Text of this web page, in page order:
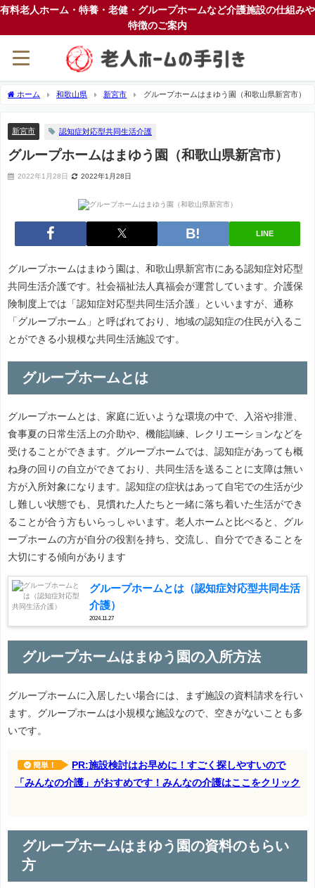
有料老人ホーム・特養・老健・グループホームなど介護施設の仕組みや
特徴のご案内
ホーム 和歌山県 新宮市 グループホームはまゆう園（和歌山県新宮市）
新宮市 認知症対応型共同生活介護
グループホームはまゆう園（和歌山県新宮市）
2022年1月28日 2022年1月28日
LINE
グループホームはまゆう園は、和歌山県新宮市にある認知症対応型
共同生活介護です。社会福祉法人真福会が運営しています。介護保
険制度上では「認知症対応型共同生活介護」といいますが、通称
「グループホーム」と呼ばれており、地域の認知症の住民が入るこ
とができる小規模な共同生活施設です。
グループホームとは
グループホームとは、家庭に近いような環境の中で、入浴や排泄、
食事夏の日常生活上の介助や、機能訓練、レクリエーションなどを
受けることができます。グループホームでは、認知症があっても概
ね身の回りの自立ができており、共同生活を送ることに支障は無い
方が入所対象になります。認知症の症状はあって自宅での生活が少
し難しい状態でも、見慣れた人たちと一緒に落ち着いた生活ができ
ることが合う方もいらっしゃいます。老人ホームと比べると、グル
ープホームの方が自分の役割を持ち、交流し、自分でできることを
大切にする傾向があります
グループホームとは（認知症対応型共同生活
介護）
2024.11.27
グループホームはまゆう園の入所方法
グループホームに入居したい場合には、まず施設の資料請求を行い
ます。グループホームは小規模な施設なので、空きがないことも多
いです。
簡単！
PR:施設検討はお早めに！すごく探しやすいので
「みんなの介護」がおすめです！みんなの介護はここをクリック
グループホームはまゆう園の資料のもらい
方